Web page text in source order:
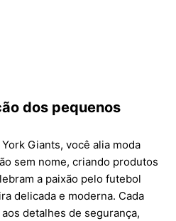
dos pequenos
Giants, você alia moda
sem nome, criando produtos
a paixão pelo futebol
delicada e moderna. Cada
detalhes de segurança,